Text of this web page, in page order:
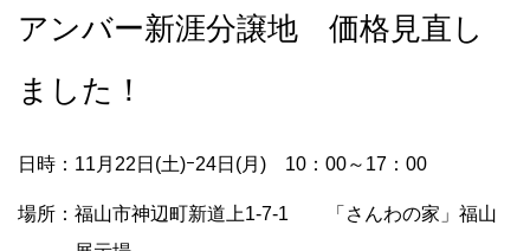
アンバー新涯分譲地 価格見直し
ました！
日時：11月22日(土)ｰ24日(月) 10：00～17：00
場所：福山市神辺町新道上1-7-1 「さんわの家」福山